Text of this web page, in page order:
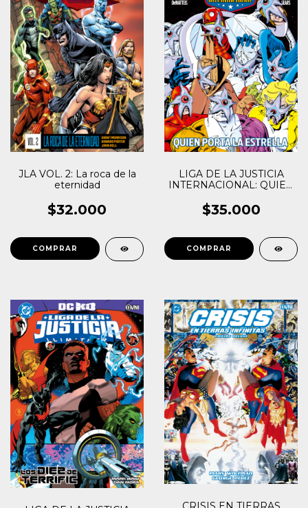
JLA VOL. 2: La roca de la
eternidad
$32.000
LIGA DE LA JUSTICIA
INTERNACIONAL: QUIEN
$35.000